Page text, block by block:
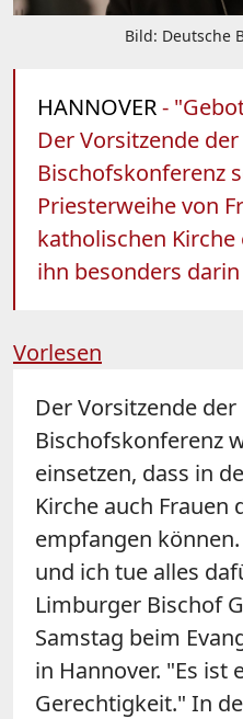
Bild: Deutsche
HANNOVER-
Der Vorsitzende
Bischofskonferenz
Priesterweihe von
katholischen Kirche
ihn besonders
Vorlesen
Der Vorsitzende
Bischofskonferenz
einsetzen, dass in
Kirche auch Frauen
empfangen
und ich tue alles
Limburger Bischof
Samstag beim
in Hannover. "Es ist
Gerechtigkeit." In